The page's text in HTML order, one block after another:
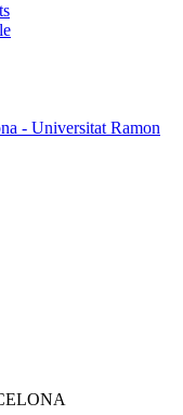
- Universitat Ramon